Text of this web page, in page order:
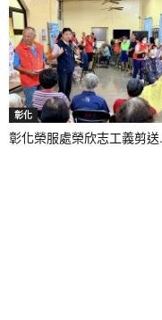
彰化
彰化榮服處榮欣志工義剪送